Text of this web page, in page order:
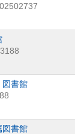
図書館
図書館